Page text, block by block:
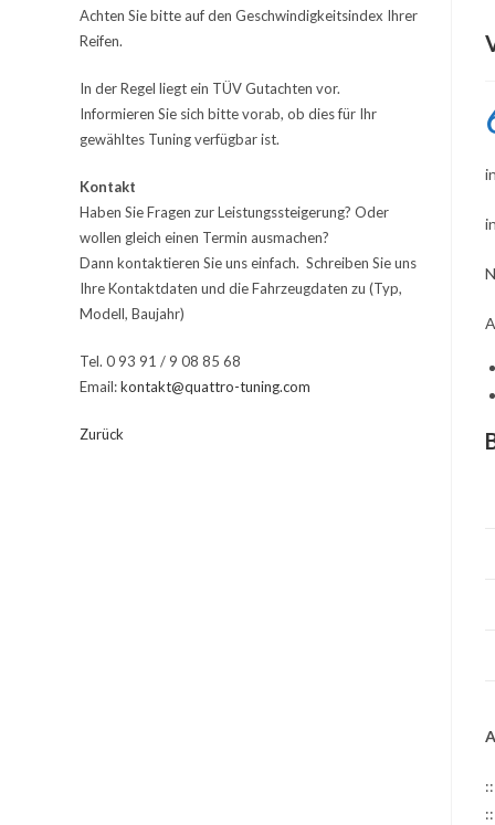
Achten Sie bitte auf den Geschwindigkeitsindex Ihrer
Reifen.
In der Regel liegt ein TÜV Gutachten vor.
Informieren Sie sich bitte vorab, ob dies für Ihr
gewähltes Tuning verfügbar ist.
Kontakt
Haben Sie Fragen zur Leistungssteigerung? Oder
wollen gleich einen Termin ausmachen?
Dann kontaktieren Sie uns einfach. Schreiben Sie uns
Ihre Kontaktdaten und die Fahrzeugdaten zu (Typ,
Modell, Baujahr)
Tel. 0 93 91 / 9 08 85 68
Email:kontakt@quattro-tuning.com
Zurück